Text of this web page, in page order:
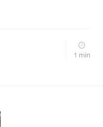
1 min